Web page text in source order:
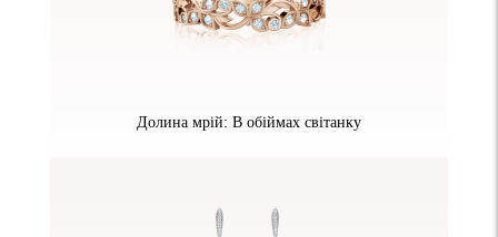
Долина мрій: В обіймах світанку